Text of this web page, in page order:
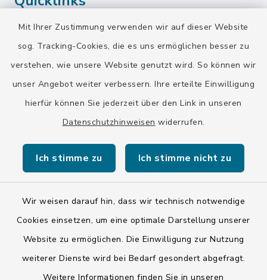
Mit Ihrer Zustimmung verwenden wir auf dieser Website
sog. Tracking-Cookies, die es uns ermöglichen besser zu
verstehen, wie unsere Website genutzt wird. So können wir
unser Angebot weiter verbessern. Ihre erteilte Einwilligung
hierfür können Sie jederzeit über den Link in unseren
Datenschutzhinweisen widerrufen.
Ich stimme zu Ich stimme nicht zu
Wir weisen darauf hin, dass wir technisch notwendige
Cookies einsetzen, um eine optimale Darstellung unserer
Website zu ermöglichen. Die Einwilligung zur Nutzung
weiterer Dienste wird bei Bedarf gesondert abgefragt.
Weitere Informationen finden Sie in unseren
Landratsamt Bad Tölz-Wolfratshausen
BayernPortal
Kontakt
Barrierefreiheit
Impressum